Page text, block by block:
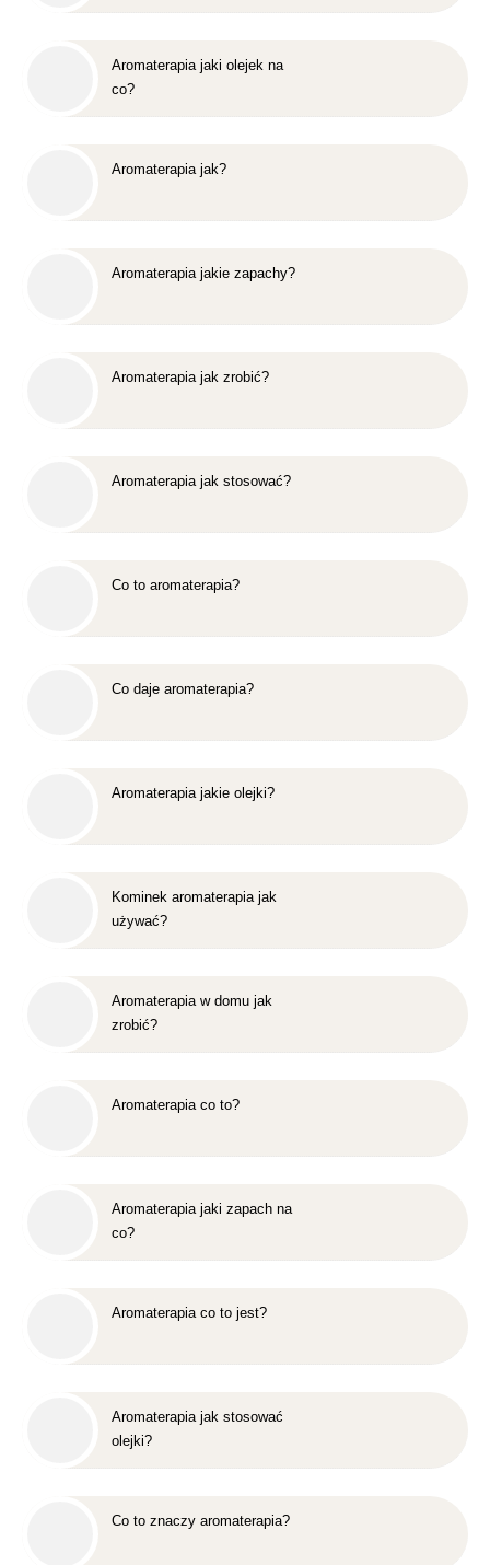
Aromaterapia jaki olejek na
co?
Aromaterapia jak?
Aromaterapia jakie zapachy?
Aromaterapia jak zrobić?
Aromaterapia jak stosować?
Co to aromaterapia?
Co daje aromaterapia?
Aromaterapia jakie olejki?
Kominek aromaterapia jak
używać?
Aromaterapia w domu jak
zrobić?
Aromaterapia co to?
Aromaterapia jaki zapach na
co?
Aromaterapia co to jest?
Aromaterapia jak stosować
olejki?
Co to znaczy aromaterapia?